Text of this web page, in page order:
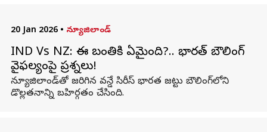
20 Jan 2026 • న్యూజిలాండ్
IND Vs NZ: ఈ బంతికి ఏమైంది?.. భారత్ బౌలింగ్
వైఫల్యంపై ప్రశ్నలు!
న్యూజిలాండ్‌తో జరిగిన వన్డే సిరీస్‌ భారత జట్టు బౌలింగ్‌లోని
డొల్లతనాన్ని బహిర్గతం చేసింది.